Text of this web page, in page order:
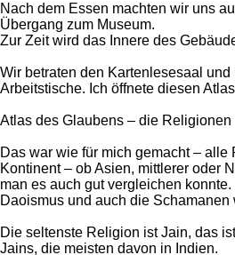
Nach dem Essen machten wir uns
Übergang zum Museum.
Zur Zeit wird das Innere des
Wir betraten den Kartenlesesaal
Arbeitstische. Ich öffnete diesen Atlas
Atlas des Glaubens – die
Das war wie für mich gemacht –
Kontinent – ob Asien, mittlerer oder
man es auch gut vergleichen
Daoismus und auch die
Die seltenste Religion ist Jain, das
Jains, die meisten davon in Indien.